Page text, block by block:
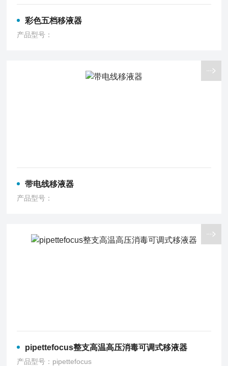
彩色五档移液器
产品型号：
带电线移液器
产品型号：
pipettefocus整支高温高压消毒可调式移液器
产品型号：pipettefocus